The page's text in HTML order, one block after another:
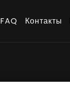
FAQ Контакты